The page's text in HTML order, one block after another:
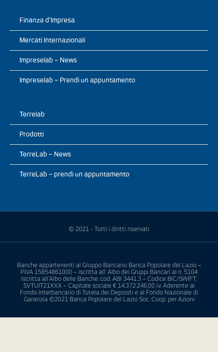
Finanza d’Impresa
Mercati Internazionali
Impreselab – News
Impreselab – Prendi un appuntamento
Terrelab
Prodotti
TerreLab – News
TerreLab – prendi un appuntamento
© 2021 - Tutti i diritti riservati
Banche appartenenti al Gruppo Bancario Banca Popolare del Lazio –
P.IVA 15854861000 – iscritta all’ Albo dei Gruppi Bancari al n. 5104
Iscritta all’Albo delle Banche: cod. ABI 3441.3 – Codice BIC/SWIFT:
SVTUIT21XXX – Capitale sociale € 14.372.246,00 i.v. Aderente al
Fondo Interbancario di Tutela dei Depositi e al Fondo Nazionale di
Garanzia ©2021 Banca Popolare del Lazio Soc. Coop. per Azioni